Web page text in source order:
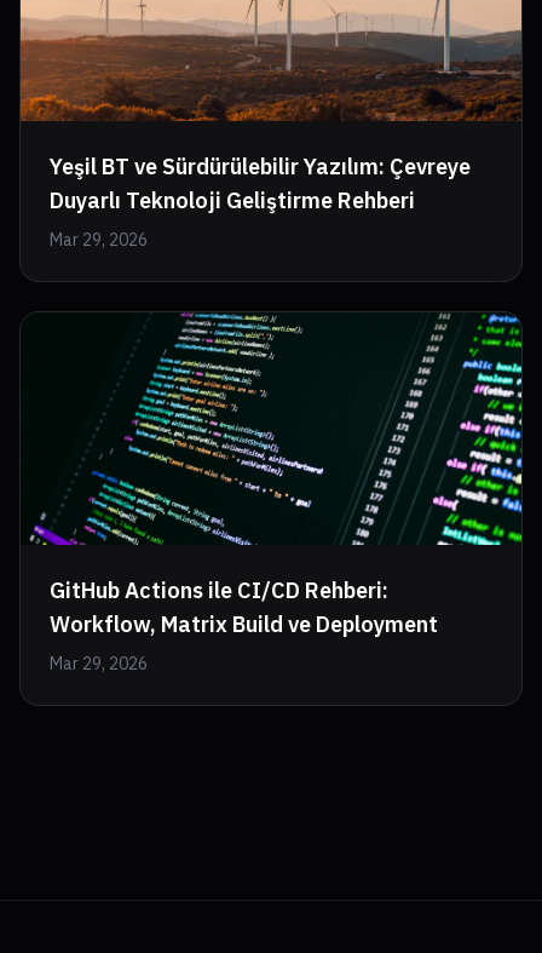
Yeşil BT ve Sürdürülebilir Yazılım: Çevreye
Duyarlı Teknoloji Geliştirme Rehberi
Mar 29, 2026
GitHub Actions ile CI/CD Rehberi:
Workflow, Matrix Build ve Deployment
Mar 29, 2026